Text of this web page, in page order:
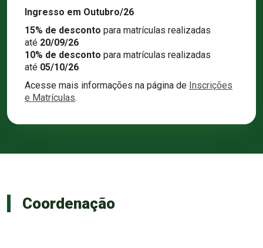
Ingresso em Outubro/26
15% de desconto para matrículas realizadas
até 20/09/26
10% de desconto para matrículas realizadas
até 05/10/26
Acesse mais informações na página de Inscrições
e Matrículas.
Coordenação